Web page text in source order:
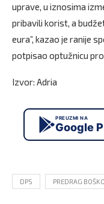
uprave, u iznosima
pribavili korist, a
eura”, kazao je ranije
potpisao optužnicu
Izvor: Adria
PREUZMI NA
Google
DPS PREDRAG